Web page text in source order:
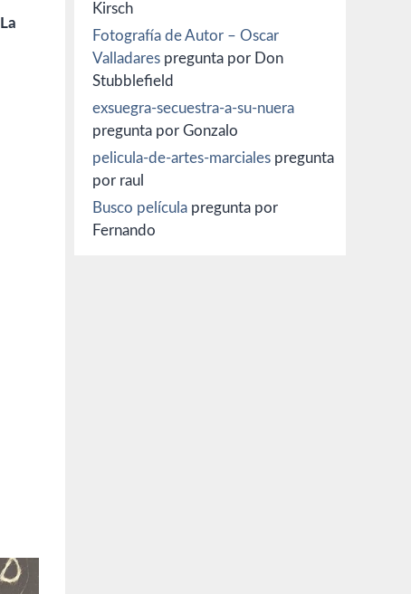
La
Kirsch
Fotografía de Autor – Oscar
Valladares pregunta por Don
Stubblefield
exsuegra-secuestra-a-su-nuera
pregunta por Gonzalo
pelicula-de-artes-marciales pregunta
por raul
Busco película pregunta por
Fernando